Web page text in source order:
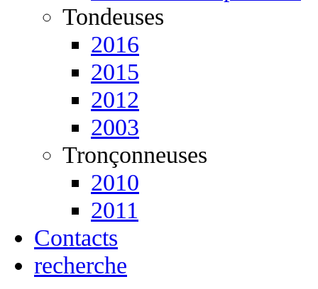
Tondeuses
2016
2015
2012
2003
Tronçonneuses
2010
2011
Contacts
recherche